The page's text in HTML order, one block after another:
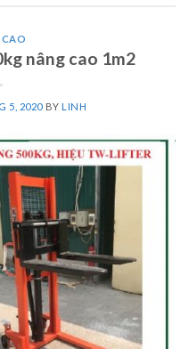
CAO
nâng cao 1m2
5, 2020 BYLINH